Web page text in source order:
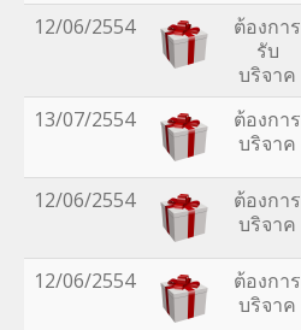
12/06/2554
ต้องการ
รับ
บริจาค
13/07/2554
ต้องการ
บริจาค
12/06/2554
ต้องการ
บริจาค
12/06/2554
ต้องการ
บริจาค